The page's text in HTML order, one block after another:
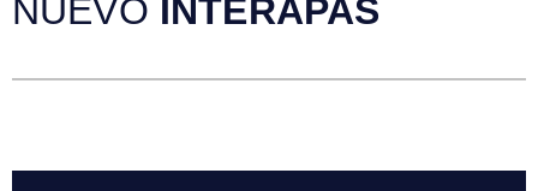
NUEVO INTERAPAS